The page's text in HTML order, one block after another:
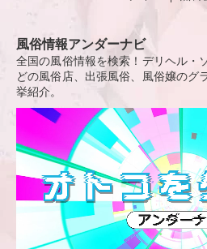
風俗情報アンダーナビ
全国の風俗情報を検索！デリヘル・
どの風俗店、出張風俗、風俗嬢のグ
挙紹介。